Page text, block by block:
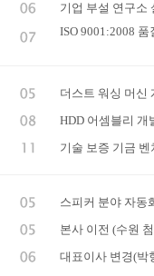
기업 부설 연구소
ISO 9001:2008
더스트 워싱 머신
HDD 어셈블리 개
기술 보증 기금 벤
스피커 분야 자동
본사 이전 (수원
대표이사 변경(박